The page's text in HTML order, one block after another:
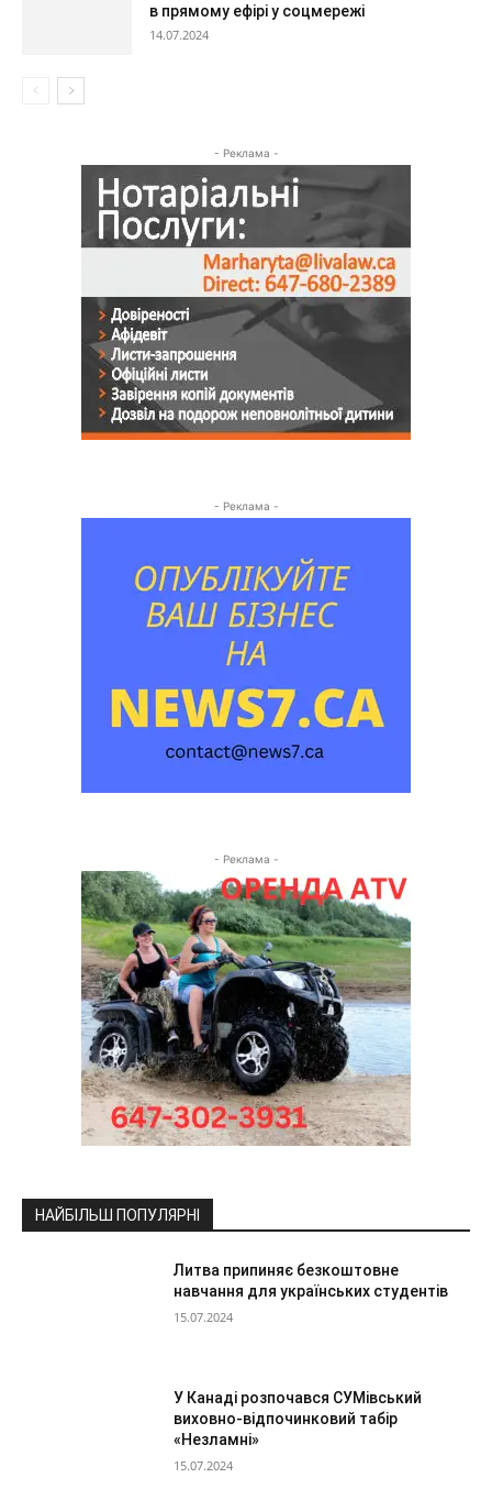
в прямому ефірі у соцмережі
14.07.2024
- Реклама -
- Реклама -
- Реклама -
НАЙБІЛЬШ ПОПУЛЯРНІ
Литва припиняє безкоштовне
навчання для українських студентів
15.07.2024
У Канаді розпочався СУМівський
виховно-відпочинковий табір
«Незламні»
15.07.2024